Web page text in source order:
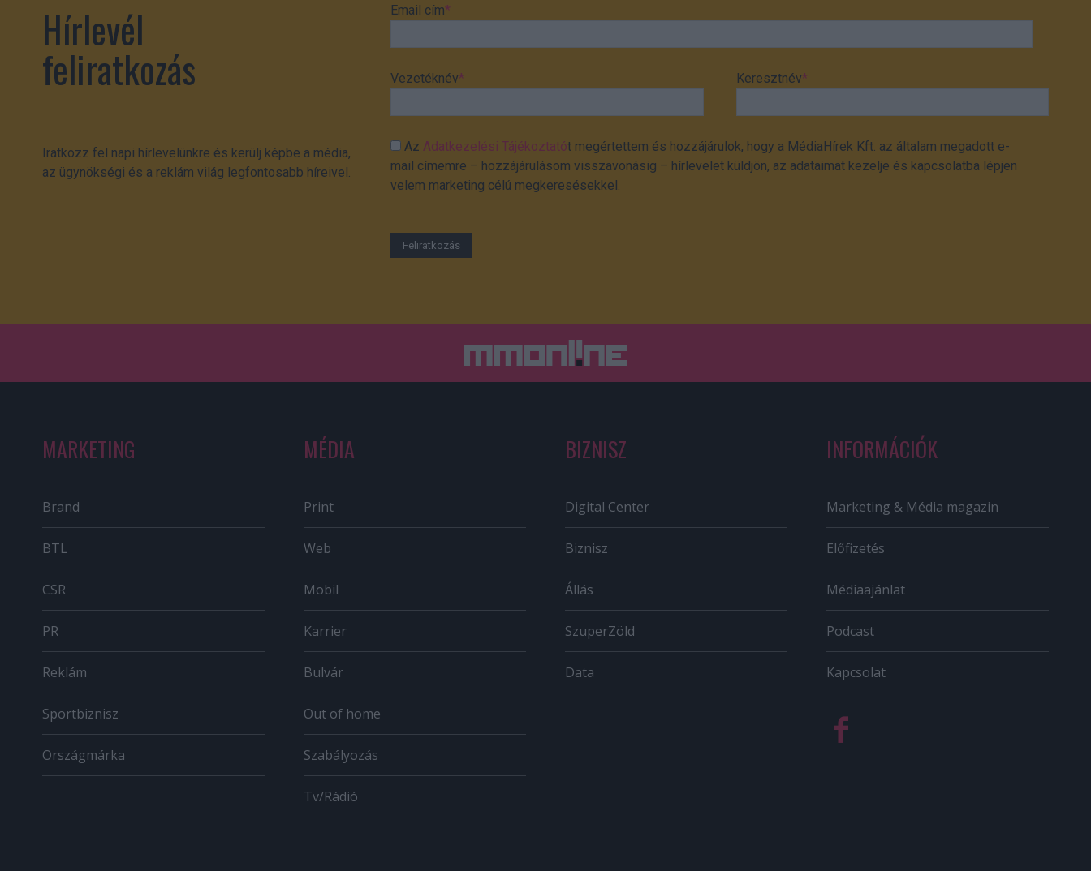
Hírlevél
feliratkozás
Iratkozz fel napi hírlevelünkre és kerülj képbe a média,
az ügynökségi és a reklám világ legfontosabb híreivel.
Email cím*
Vezetéknév* Keresztnév*
AzAdatkezelési Tájékoztatót megértettem és hozzájárulok, hogy a MédiaHírek Kft. az általam megadott e-
mail címemre – hozzájárulásom visszavonásig – hírlevelet küldjön, az adataimat kezelje és kapcsolatba lépjen
velem marketing célú megkeresésekkel.
MARKETING
Brand
BTL
CSR
PR
Reklám
Sportbiznisz
Országmárka
MÉDIA
Print
Web
Mobil
Karrier
Bulvár
Out of home
Szabályozás
Tv/Rádió
BIZNISZ
Digital Center
Biznisz
Állás
SzuperZöld
Data
INFORMÁCIÓK
Marketing & Média magazin
Előfizetés
Médiaajánlat
Podcast
Kapcsolat